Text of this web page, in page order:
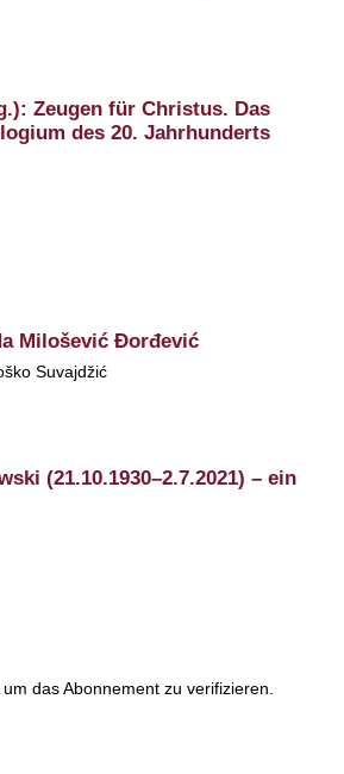
Zeugen für Christus. Das
des 20. Jahrhunderts
Milošević Đorđević
Suvajdžić
(21.10.1930–2.7.2021) – ein
das Abonnement zu verifizieren.